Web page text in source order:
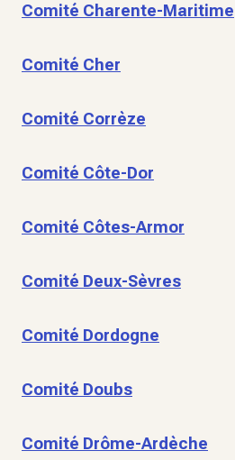
Comité Charente-Maritime
Comité Cher
Comité Corrèze
Comité Côte-Dor
Comité Côtes-Armor
Comité Deux-Sèvres
Comité Dordogne
Comité Doubs
Comité Drôme-Ardèche